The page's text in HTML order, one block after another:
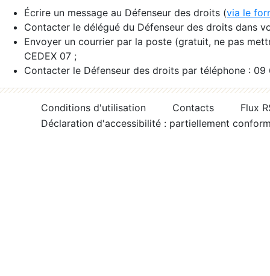
Écrire un message au Défenseur des droits (via le
Contacter le délégué du Défenseur des droits dans
Envoyer un courrier par la poste (gratuit, ne pas
CEDEX 07 ;
Contacter le Défenseur des droits par téléphone :
Conditions d'utilisation Contacts
Flux
Déclaration d'accessibilité : partiellement